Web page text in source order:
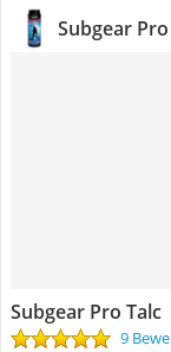
Subgear
Subgear Pro Talc
9